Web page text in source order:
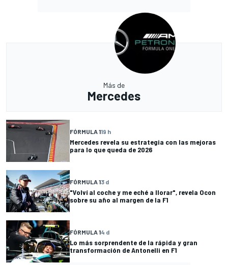
Más de
Mercedes
FÓRMULA 119 h
Mercedes revela su estrategia con las mejoras
para lo que queda de 2026
FÓRMULA 13 d
"Volví al coche y me eché a llorar", revela Ocon
sobre su año al margen de la F1
FÓRMULA 14 d
Lo más sorprendente de la rápida y gran
transformación de Antonelli en F1